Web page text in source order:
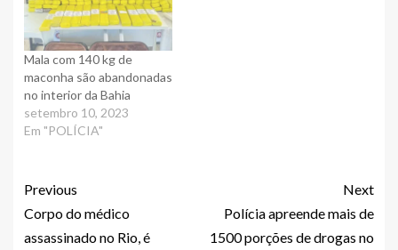
Mala com 140 kg de
maconha são abandonadas
no interior da Bahia
setembro 10, 2023
Em "POLÍCIA"
Previous
Corpo do médico
assassinado no Rio, é
Next
Polícia apreende mais de
1500 porções de drogas no